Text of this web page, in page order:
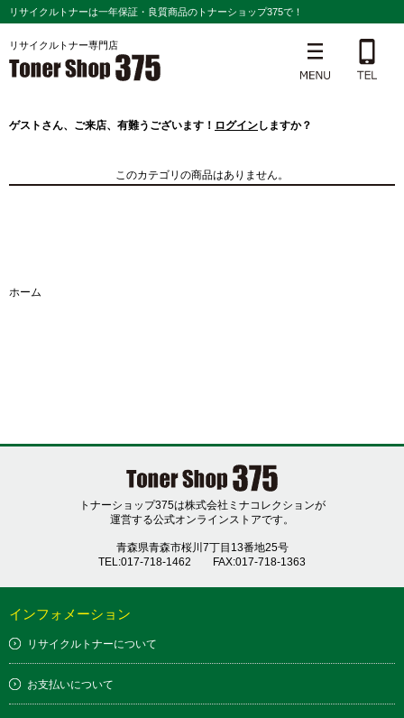
リサイクルトナーは一年保証・良質商品のトナーショップ375で！
リサイクルトナー専門店
ゲスト さん、ご来店、有難うございます！ ログインしますか？
このカテゴリの商品はありません。
ホーム
トナーショップ375は株式会社ミナコレクションが
運営する公式オンラインストアです。
青森県青森市桜川7丁目13番地25号
TEL:017-718-1462 FAX:017-718-1363
インフォメーション
リサイクルトナーについて
お支払いについて